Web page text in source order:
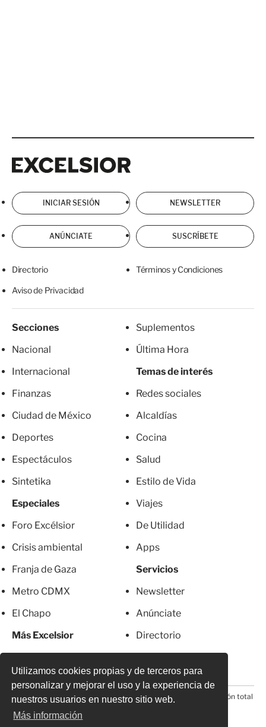
Utilizamos cookies propias y de terceros para
personalizar y mejorar el uso y la experiencia de
nuestros usuarios en nuestro sitio web.
Más información
INICIAR SESIÓN NEWSLETTER
ANÚNCIATE SUSCRÍBETE
Directorio Términos y Condiciones
Aviso de Privacidad
Secciones
Nacional
Internacional
Finanzas
Ciudad de México
Deportes
Espectáculos
Sintetika
Especiales
Foro Excélsior
Crisis ambiental
Franja de Gaza
Metro CDMX
El Chapo
Más Excelsior
Suplementos
Última Hora
Temas de interés
Redes sociales
Alcaldías
Cocina
Salud
Estilo de Vida
Viajes
De Utilidad
Apps
Servicios
Newsletter
Anúnciate
Directorio
© 2026 Todos los derechos reservados. Prohibida la reproducción total
o parcial, incluyendo cualquier medio electrónico*